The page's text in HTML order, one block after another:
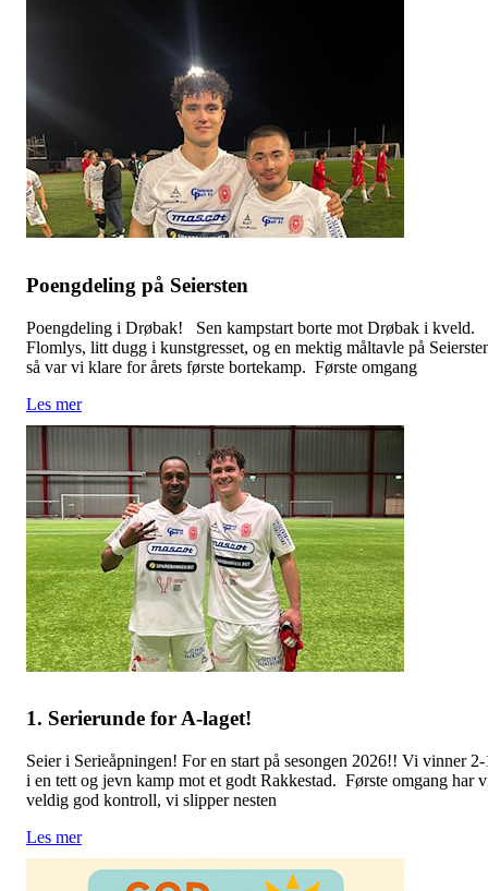
Poengdeling på Seiersten
Poengdeling i Drøbak! Sen kampstart borte mot Drøbak i kveld.
Flomlys, litt dugg i kunstgresset, og en mektig måltavle på
så var vi klare for årets første bortekamp. Første omgang
Les mer
1. Serierunde for A-laget!
Seier i Serieåpningen! For en start på sesongen 2026!! Vi vinner 2-
i en tett og jevn kamp mot et godt Rakkestad. Første omgang har
veldig god kontroll, vi slipper nesten
Les mer